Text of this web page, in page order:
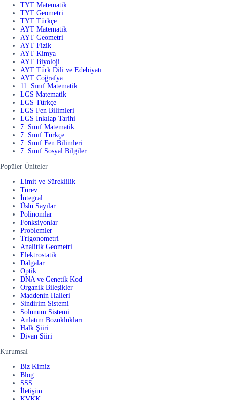
TYT Matematik
TYT Geometri
TYT Türkçe
AYT Matematik
AYT Geometri
AYT Fizik
AYT Kimya
AYT Biyoloji
AYT Türk Dili ve Edebiyatı
AYT Coğrafya
11. Sınıf Matematik
LGS Matematik
LGS Türkçe
LGS Fen Bilimleri
LGS İnkılap Tarihi
7. Sınıf Matematik
7. Sınıf Türkçe
7. Sınıf Fen Bilimleri
7. Sınıf Sosyal Bilgiler
Popüler Üniteler
Limit ve Süreklilik
Türev
İntegral
Üslü Sayılar
Polinomlar
Fonksiyonlar
Problemler
Trigonometri
Analitik Geometri
Elektrostatik
Dalgalar
Optik
DNA ve Genetik Kod
Organik Bileşikler
Maddenin Halleri
Sindirim Sistemi
Solunum Sistemi
Anlatım Bozuklukları
Halk Şiiri
Divan Şiiri
Kurumsal
Biz Kimiz
Blog
SSS
İletişim